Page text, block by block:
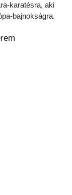
karatésra, aki
bajnokságra.